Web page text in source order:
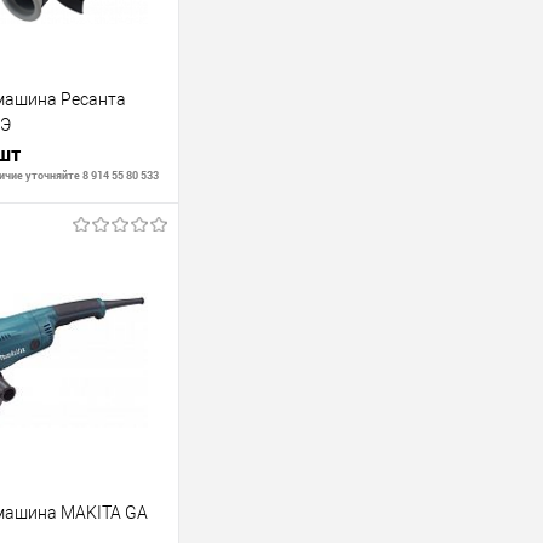
Ресанта
уточняйте 8 914 55 80 533
MAKITA GA